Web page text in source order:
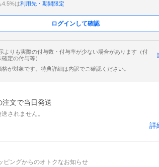
4.5%は利用先・期間限定
ログインして確認
よりも実際の付与数・付与率が少ない場合があります（付
定の付与等）
格が対象です。特典詳細は内訳でご確認ください。
注文で当日発送
されません。
詳
ピングからのオトクなお知らせ